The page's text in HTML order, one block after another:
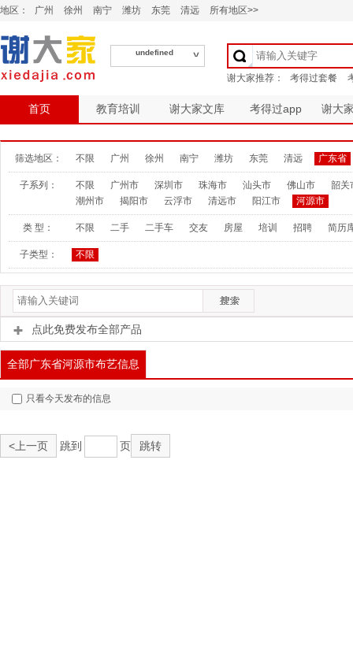
地区： 广州 徐州 南宁 潍坊 东莞 清远 所有地区>>
undefined
首页 教育培训 谢大家文库 考得过app 谢大
筛选地区： 不限 广州 徐州 南宁 潍坊 东莞 清远 广东省
子系列： 不限 广州市 深圳市 珠海市 汕头市 佛山市
韶关
潮州市
揭阳市 云浮市 清远市 阳江市 河源市
类 型： 不限 二手 二手车 交友 房屋 培训 招聘 简历
子类型： 不限
点此免费发布全部产品
全部广东省河源市布艺信息
只看今天发布的信息
<上一页 跳到 页 跳转